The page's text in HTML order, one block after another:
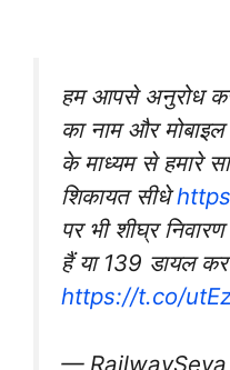
हम आपसे अनुरोध
का नाम और
के माध्यम से हमारे
शिकायत सीधे
पर भी शीघ्र
हैं या 139 डायल
https://t.co/
— RailwaySeva